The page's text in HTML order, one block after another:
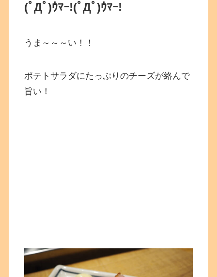
(ﾟДﾟ)ｳﾏｰ!(ﾟДﾟ)ｳﾏｰ!
うま～～～い！！
ポテトサラダにたっぷりのチーズが絡んで
旨い！